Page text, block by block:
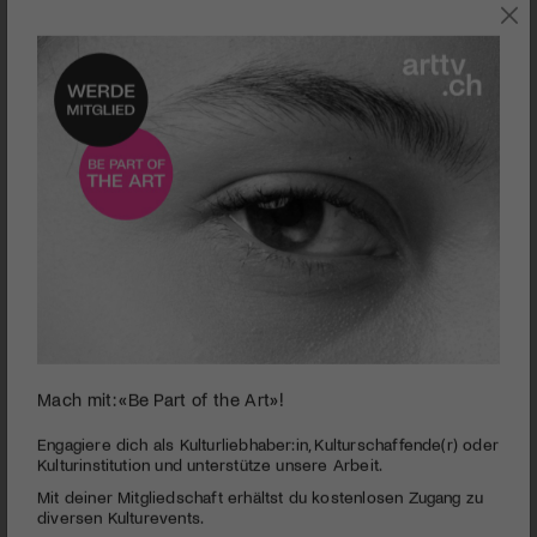
THEATER
seconds
minutes,
48
Die drei Musketiere revisited
PUBLIZIERT AM 18. AUGUST 2025
Mach mit: «Be Part of the Art»!
Engagiere dich als Kulturliebhaber:in, Kulturschaffende(r) oder
Kulturinstitution und unterstütze unsere Arbeit.
Mit deiner Mitgliedschaft erhältst du kostenlosen Zugang zu
diversen Kulturevents.